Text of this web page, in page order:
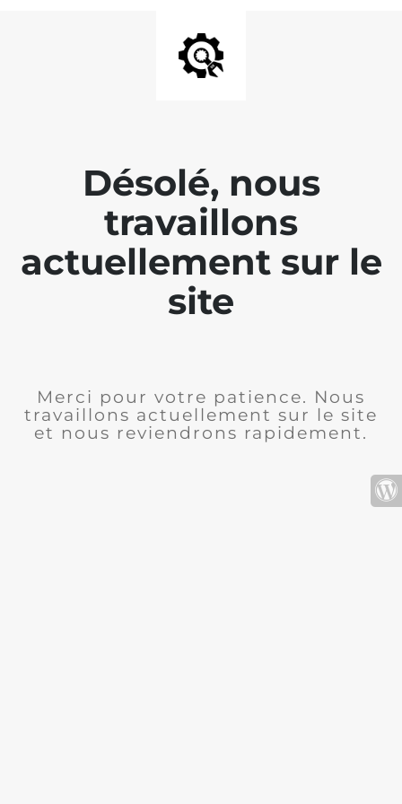
Désolé, nous
travaillons
actuellement sur le
site
Merci pour votre patience. Nous
travaillons actuellement sur le site
et nous reviendrons rapidement.